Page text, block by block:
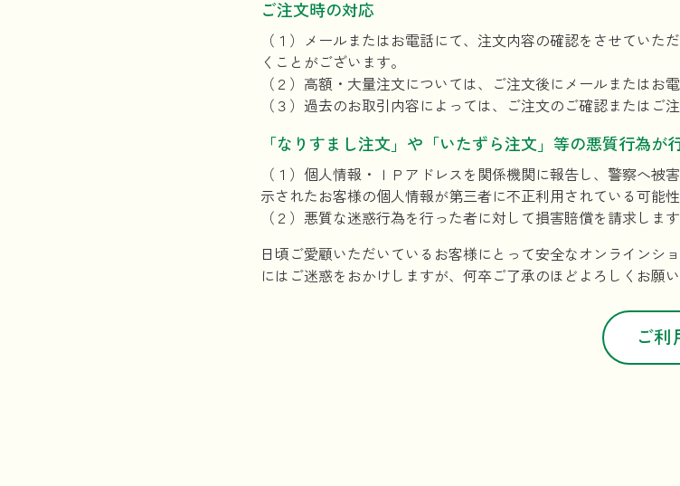
ご注文時の対応
（１）メールまたはお電話にて、注文内容の確認をさせてい
くことがございます。
（２）高額・大量注文については、ご注文後にメールまたはお
（３）過去のお取引内容によっては、ご注文のご確認またはご
「なりすまし注文」や「いたずら注文」等の悪質行為が
（１）個人情報・ＩＰアドレスを関係機関に報告し、警察へ
示されたお客様の個人情報が第三者に不正利用されている可能
（２）悪質な迷惑行為を行った者に対して損害賠償を請求します
日頃ご愛顧いただいているお客様にとって安全なオンラインシ
にはご迷惑をおかけしますが、何卒ご了承のほどよろしくお願い
ご利